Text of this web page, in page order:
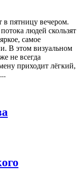
в пятницу вечером.
людей скользят
самое
В этом визуальном
не всегда
приходит лёгкий,